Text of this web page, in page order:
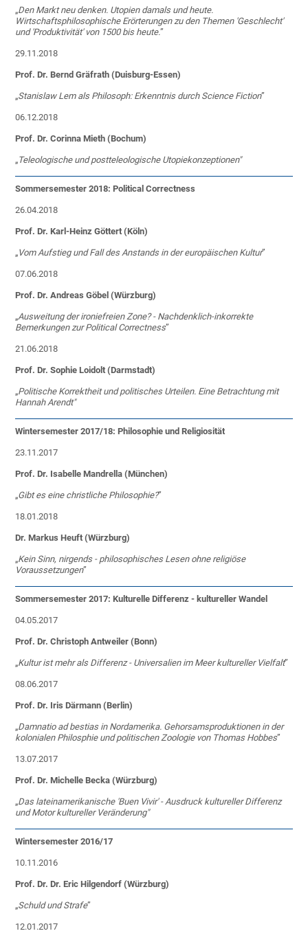
„Den Markt neu denken. Utopien damals und heute.
Wirtschaftsphilosophische Erörterungen zu den Themen 'Geschlecht'
und 'Produktivität' von 1500 bis heute.”
29.11.2018
Prof. Dr. Bernd Gräfrath (Duisburg-Essen)
„Stanislaw Lem als Philosoph: Erkenntnis durch Science Fiction”
06.12.2018
Prof. Dr. Corinna Mieth (Bochum)
„Teleologische und postteleologische Utopiekonzeptionen"
Sommersemester 2018: Political Correctness
26.04.2018
Prof. Dr. Karl-Heinz Göttert (Köln)
„Vom Aufstieg und Fall des Anstands in der europäischen Kultur”
07.06.2018
Prof. Dr. Andreas Göbel (Würzburg)
„Ausweitung der ironiefreien Zone? - Nachdenklich-inkorrekte
Bemerkungen zurPolitical Correctness”
21.06.2018
Prof. Dr. Sophie Loidolt (Darmstadt)
„Politische Korrektheit und politisches Urteilen. Eine Betrachtung mit
Hannah Arendt"
Wintersemester 2017/18: Philosophie und Religiosität
23.11.2017
Prof. Dr. Isabelle Mandrella (München)
„Gibt es eine christliche Philosophie?”
18.01.2018
Dr. Markus Heuft (Würzburg)
„Kein Sinn, nirgends - philosophisches Lesen ohne religiöse
Voraussetzungen”­
Sommersemester 2017: Kulturelle Differenz - kultureller Wandel
04.05.2017
Prof. Dr. Christoph Antweiler (Bonn)
„Kultur ist mehr als Differenz - Universalien im Meer kultureller Vielfalt”
08.06.2017
Prof. Dr. Iris Därmann (Berlin)
„Damnatio ad bestias in Nordamerika. Gehorsamsproduktionen in der
kolonialen Philosphie und politischen Zoologie von Thomas Hobbes”
13.07.2017
Prof. Dr. Michelle Becka (Würzburg)
„Das lateinamerikanische 'Buen Vivir' - Ausdruck kultureller Differenz
und Motor kultureller Veränderung"
Wintersemester 2016/17
10.11.2016
Prof. Dr. Dr. Eric Hilgendorf (Würzburg)
„Schuld und Strafe”
12.01.2017